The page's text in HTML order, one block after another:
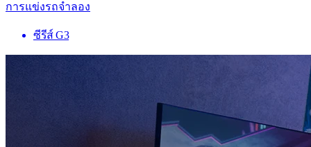
การแข่งรถจำลอง
ซีรีส์ G3